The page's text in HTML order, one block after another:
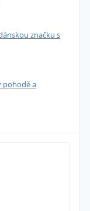
značku s
pohodě a